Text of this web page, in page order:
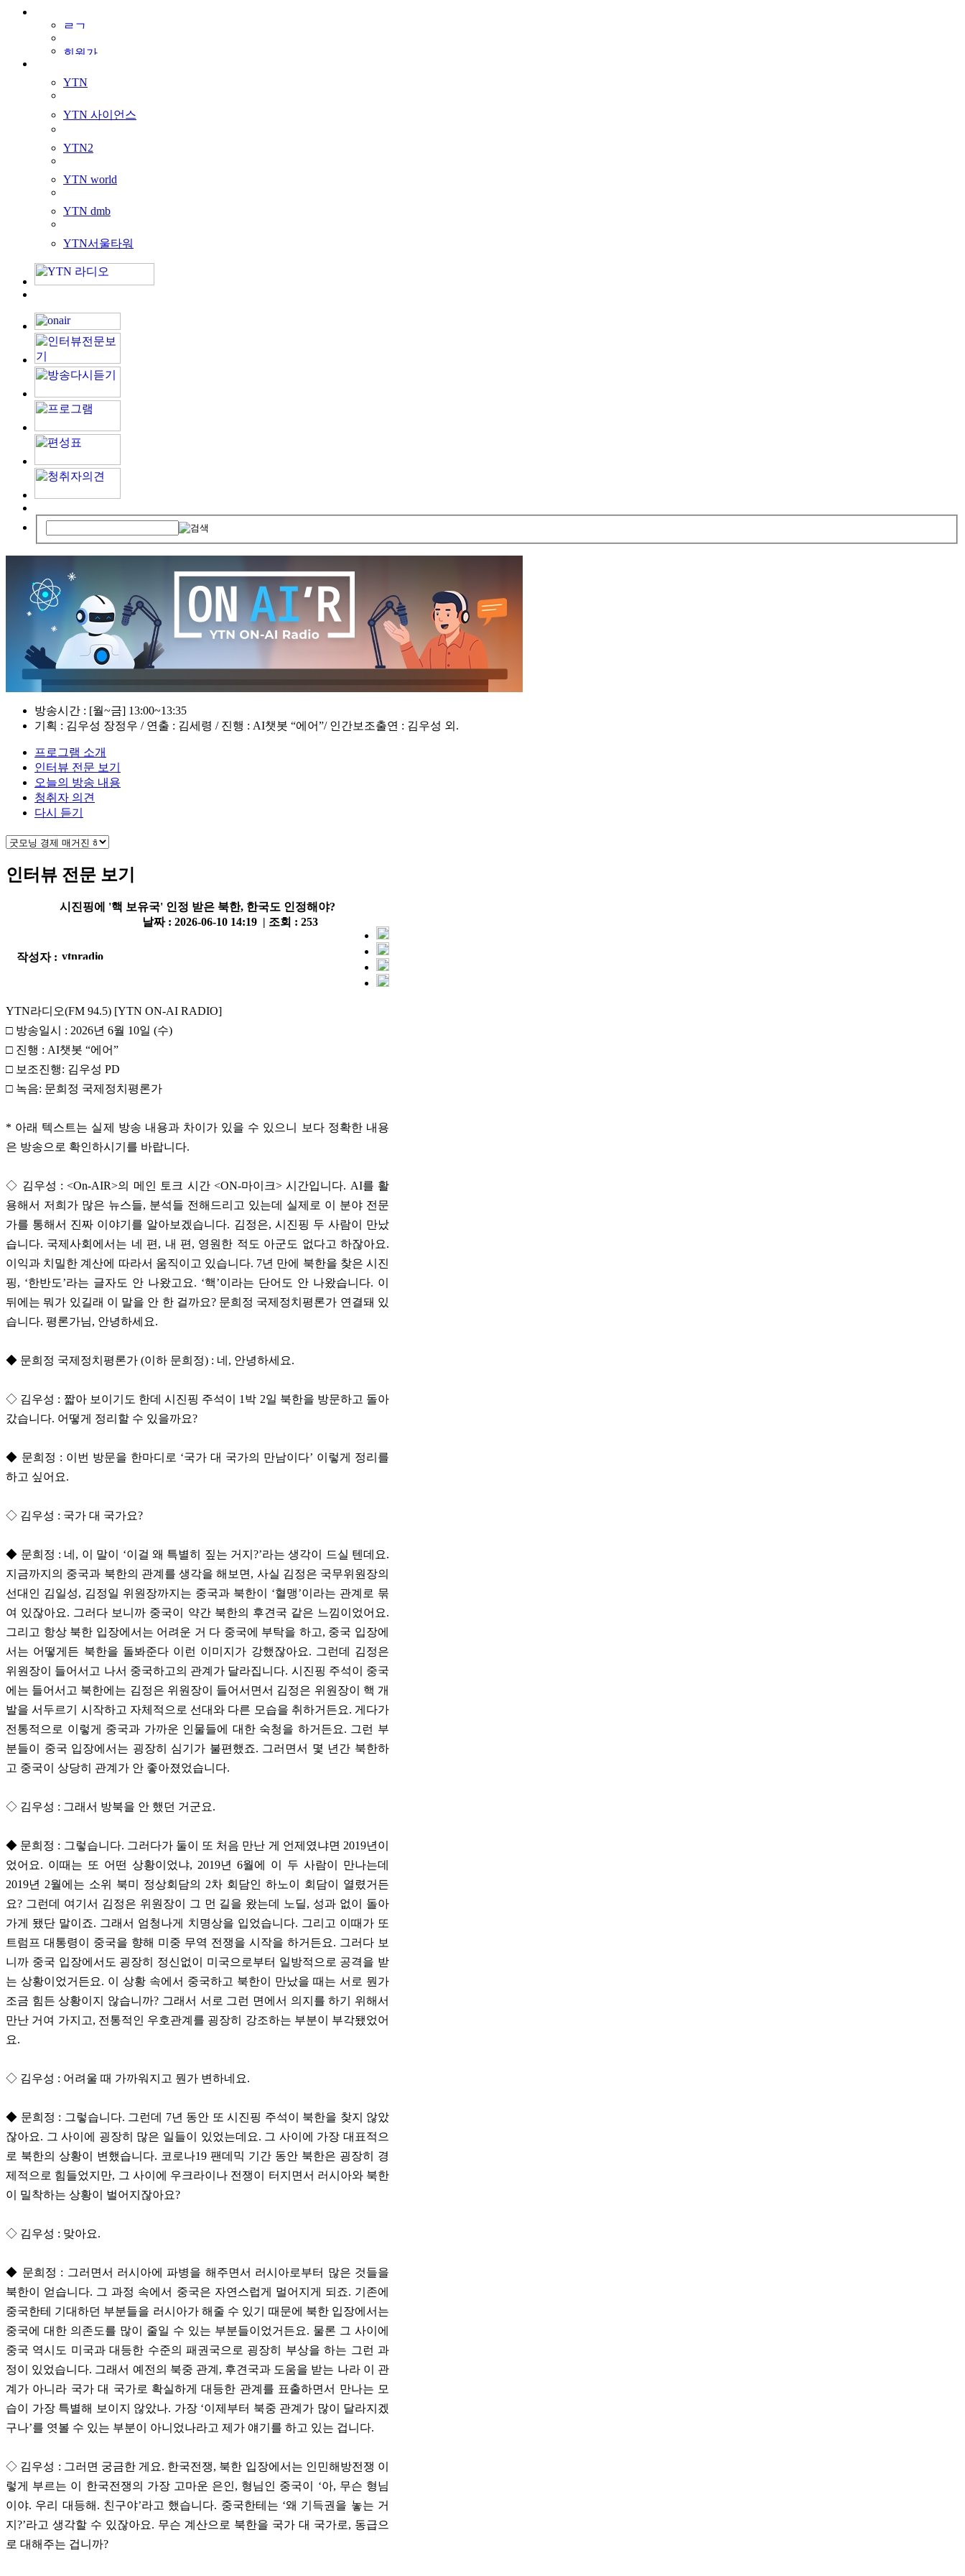
YTN
YTN 사이언스
YTN2
YTN world
YTN dmb
YTN서울타워
방송시간 : [월~금] 13:00~13:35
기획 : 김우성 장정우 / 연출 : 김세령 / 진행 : AI챗봇 “에어”/ 인간보조출연 : 김우성 외.
프로그램 소개
인터뷰 전문 보기
오늘의 방송 내용
청취자 의견
다시 듣기
인터뷰 전문 보기
시진핑에 '핵 보유국' 인정 받은 북한, 한국도 인정해야?
작성자 :
날짜 : 2026-06-10 14:19 | 조회 : 253
YTN라디오(FM 94.5) [YTN ON-AI RADIO]
□ 방송일시 : 2026년 6월 10일 (수)
□ 진행 : AI챗봇 “에어”
□ 보조진행: 김우성 PD
□ 녹음: 문희정 국제정치평론가
* 아래 텍스트는 실제 방송 내용과 차이가 있을 수 있으니 보다 정확한 내용
은 방송으로 확인하시기를 바랍니다.
◇ 김우성 : <On-AIR>의 메인 토크 시간 <ON-마이크> 시간입니다. AI를 활
용해서 저희가 많은 뉴스들, 분석들 전해드리고 있는데 실제로 이 분야 전문
가를 통해서 진짜 이야기를 알아보겠습니다. 김정은, 시진핑 두 사람이 만났
습니다. 국제사회에서는 네 편, 내 편, 영원한 적도 아군도 없다고 하잖아요.
이익과 치밀한 계산에 따라서 움직이고 있습니다. 7년 만에 북한을 찾은 시진
핑, ‘한반도’라는 글자도 안 나왔고요. ‘핵’이라는 단어도 안 나왔습니다. 이
뒤에는 뭐가 있길래 이 말을 안 한 걸까요? 문희정 국제정치평론가 연결돼 있
습니다. 평론가님, 안녕하세요.
◆ 문희정 국제정치평론가 (이하 문희정) : 네, 안녕하세요.
◇ 김우성 : 짧아 보이기도 한데 시진핑 주석이 1박 2일 북한을 방문하고 돌아
갔습니다. 어떻게 정리할 수 있을까요?
◆ 문희정 : 이번 방문을 한마디로 ‘국가 대 국가의 만남이다’ 이렇게 정리를
하고 싶어요.
◇ 김우성 : 국가 대 국가요?
◆ 문희정 : 네, 이 말이 ‘이걸 왜 특별히 짚는 거지?’라는 생각이 드실 텐데요.
지금까지의 중국과 북한의 관계를 생각을 해보면, 사실 김정은 국무위원장의
선대인 김일성, 김정일 위원장까지는 중국과 북한이 ‘혈맹’이라는 관계로 묶
여 있잖아요. 그러다 보니까 중국이 약간 북한의 후견국 같은 느낌이었어요.
그리고 항상 북한 입장에서는 어려운 거 다 중국에 부탁을 하고, 중국 입장에
서는 어떻게든 북한을 돌봐준다 이런 이미지가 강했잖아요. 그런데 김정은
위원장이 들어서고 나서 중국하고의 관계가 달라집니다. 시진핑 주석이 중국
에는 들어서고 북한에는 김정은 위원장이 들어서면서 김정은 위원장이 핵 개
발을 서두르기 시작하고 자체적으로 선대와 다른 모습을 취하거든요. 게다가
전통적으로 이렇게 중국과 가까운 인물들에 대한 숙청을 하거든요. 그런 부
분들이 중국 입장에서는 굉장히 심기가 불편했죠. 그러면서 몇 년간 북한하
고 중국이 상당히 관계가 안 좋아졌었습니다.
◇ 김우성 : 그래서 방북을 안 했던 거군요.
◆ 문희정 : 그렇습니다. 그러다가 둘이 또 처음 만난 게 언제였냐면 2019년이
었어요. 이때는 또 어떤 상황이었냐, 2019년 6월에 이 두 사람이 만나는데
2019년 2월에는 소위 북미 정상회담의 2차 회담인 하노이 회담이 열렸거든
요? 그런데 여기서 김정은 위원장이 그 먼 길을 왔는데 노딜, 성과 없이 돌아
가게 됐단 말이죠. 그래서 엄청나게 치명상을 입었습니다. 그리고 이때가 또
트럼프 대통령이 중국을 향해 미중 무역 전쟁을 시작을 하거든요. 그러다 보
니까 중국 입장에서도 굉장히 정신없이 미국으로부터 일방적으로 공격을 받
는 상황이었거든요. 이 상황 속에서 중국하고 북한이 만났을 때는 서로 뭔가
조금 힘든 상황이지 않습니까? 그래서 서로 그런 면에서 의지를 하기 위해서
만난 거여 가지고, 전통적인 우호관계를 굉장히 강조하는 부분이 부각됐었어
요.
◇ 김우성 : 어려울 때 가까워지고 뭔가 변하네요.
◆ 문희정 : 그렇습니다. 그런데 7년 동안 또 시진핑 주석이 북한을 찾지 않았
잖아요. 그 사이에 굉장히 많은 일들이 있었는데요. 그 사이에 가장 대표적으
로 북한의 상황이 변했습니다. 코로나19 팬데믹 기간 동안 북한은 굉장히 경
제적으로 힘들었지만, 그 사이에 우크라이나 전쟁이 터지면서 러시아와 북한
이 밀착하는 상황이 벌어지잖아요?
◇ 김우성 : 맞아요.
◆ 문희정 : 그러면서 러시아에 파병을 해주면서 러시아로부터 많은 것들을
북한이 얻습니다. 그 과정 속에서 중국은 자연스럽게 멀어지게 되죠. 기존에
중국한테 기대하던 부분들을 러시아가 해줄 수 있기 때문에 북한 입장에서는
중국에 대한 의존도를 많이 줄일 수 있는 부분들이었거든요. 물론 그 사이에
중국 역시도 미국과 대등한 수준의 패권국으로 굉장히 부상을 하는 그런 과
정이 있었습니다. 그래서 예전의 북중 관계, 후견국과 도움을 받는 나라 이 관
계가 아니라 국가 대 국가로 확실하게 대등한 관계를 표출하면서 만나는 모
습이 가장 특별해 보이지 않았나. 가장 ‘이제부터 북중 관계가 많이 달라지겠
구나’를 엿볼 수 있는 부분이 아니었나라고 제가 얘기를 하고 있는 겁니다.
◇ 김우성 : 그러면 궁금한 게요. 한국전쟁, 북한 입장에서는 인민해방전쟁 이
렇게 부르는 이 한국전쟁의 가장 고마운 은인, 형님인 중국이 ‘아, 무슨 형님
이야. 우리 대등해. 친구야’라고 했습니다. 중국한테는 ‘왜 기득권을 놓는 거
지?’라고 생각할 수 있잖아요. 무슨 계산으로 북한을 국가 대 국가로, 동급으
로 대해주는 겁니까?